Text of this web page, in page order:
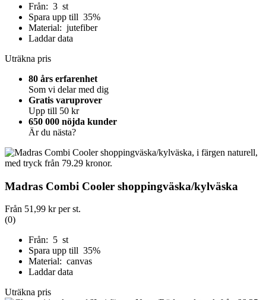
Från: 3 st
Spara upp till 35%
Material: jutefiber
Laddar data
Uträkna pris
80 års erfarenhet
Som vi delar med dig
Gratis varuprover
Upp till 50 kr
650 000 nöjda kunder
Är du nästa?
Madras Combi Cooler shoppingväska/kylväska
Från 51,99 krper st.
(0)
Från: 5 st
Spara upp till 35%
Material: canvas
Laddar data
Uträkna pris